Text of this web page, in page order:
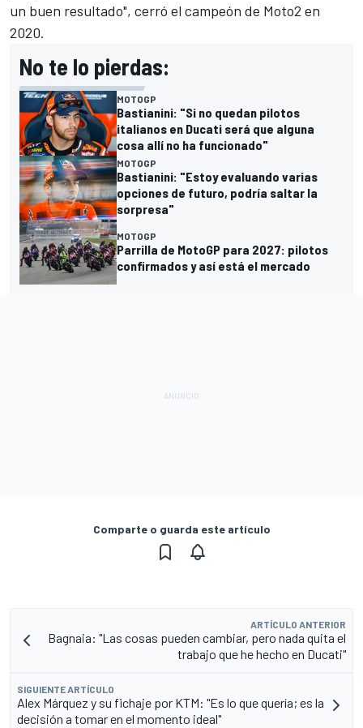
un buen resultado", cerró el campeón de Moto2 en
2020.
No te lo pierdas:
MOTOGP
Bastianini: "Si no quedan pilotos
italianos en Ducati será que alguna
cosa allí no ha funcionado"
MOTOGP
Bastianini: "Estoy evaluando varias
opciones de futuro, podría saltar la
sorpresa"
MOTOGP
Parrilla de MotoGP para 2027: pilotos
confirmados y así está el mercado
Comparte o guarda este artículo
ARTÍCULO ANTERIOR
Bagnaia: "Las cosas pueden cambiar, pero nada quita el
trabajo que he hecho en Ducati"
SIGUIENTE ARTÍCULO
Alex Márquez y su fichaje por KTM: "Es lo que quería; es la
decisión a tomar en el momento ideal"